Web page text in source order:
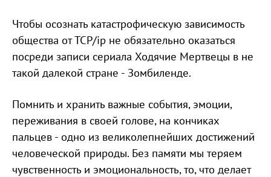
Чтобы осознать катастрофическую зависимость
общества от TCP/ip не обязательно оказаться
посреди записи сериала Ходячие Мертвецы в не
такой далекой стране - Зомбиленде.
Помнить и хранить важные события, эмоции,
переживания в своей голове, на кончиках
пальцев - одно из великолепнейших достижений
человеческой природы. Без памяти мы теряем
чувственность и эмоциональность, то, что делает